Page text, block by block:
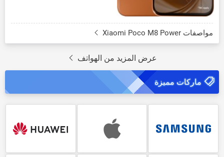
مواصفات Xiaomi Poco M8 Power
عرض المزيد من الهواتف
ماركات مميزة